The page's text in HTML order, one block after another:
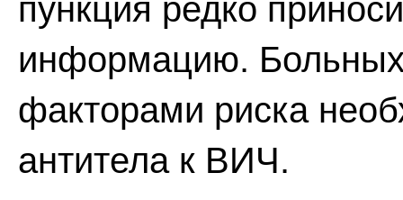
пункция редко
информацию.
факторами риска
антитела к ВИЧ.